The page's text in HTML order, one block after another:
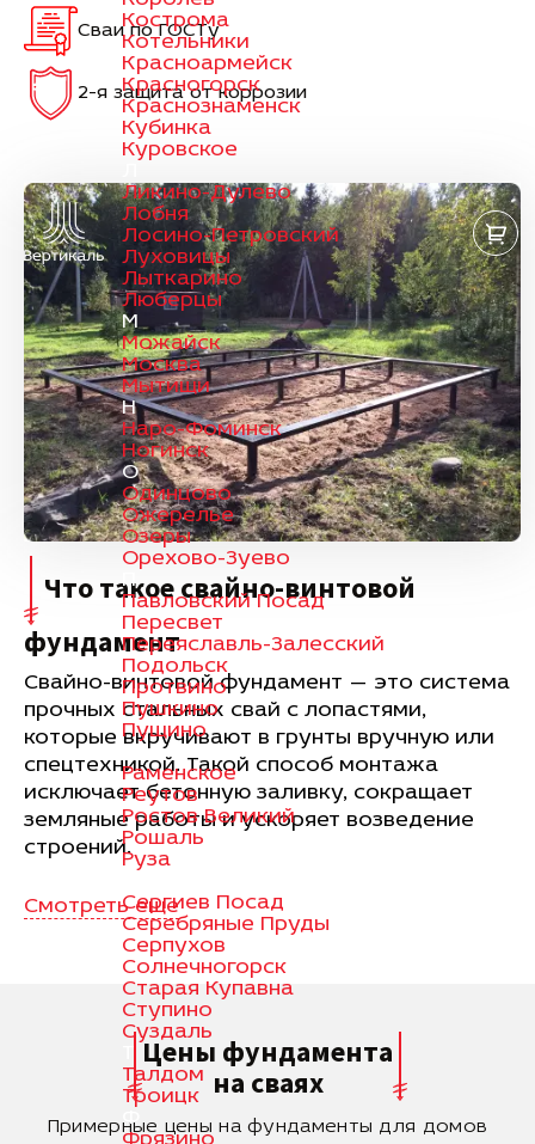
Кострома
Котельники
Красноармейск
Красногорск
Краснознаменск
Кубинка
Куровское
Ликино-Дулево
Лобня
Лосино-Петровский
Луховицы
Лыткарино
Люберцы
М
Можайск
Москва
Мытищи
Н
Наро-Фоминск
Ногинск
О
Одинцово
Ожерелье
Озеры
Орехово-Зуево
П
Павловский Посад
Пересвет
Переяславль-Залесский
Подольск
Протвино
Пушкино
Пущино
Раменское
Реутов
Ростов Великий
Рошаль
Руза
Сергиев Посад
Серебряные Пруды
Серпухов
Солнечногорск
Старая Купавна
Ступино
Суздаль
Талдом
Троицк
Ф
Сваи по ГОСТу
2-я защита от коррозии
Что такое свайно-винтовой
фундамент
Свайно-винтовой фундамент — это система
прочных стальных свай с лопастями,
которые вкручивают в грунты вручную или
спецтехникой. Такой способ монтажа
исключает бетонную заливку, сокращает
земляные работы и ускоряет возведение
строений.
Смотреть еще
Цены фундамента
на сваях
Примерные цены на фундаменты для домов